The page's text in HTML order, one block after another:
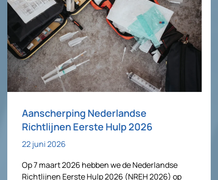
Aanscherping Nederlandse
Richtlijnen Eerste Hulp 2026
22 juni 2026
Op 7 maart 2026 hebben we de Nederlandse
Richtlijnen Eerste Hulp 2026 (NREH 2026) op